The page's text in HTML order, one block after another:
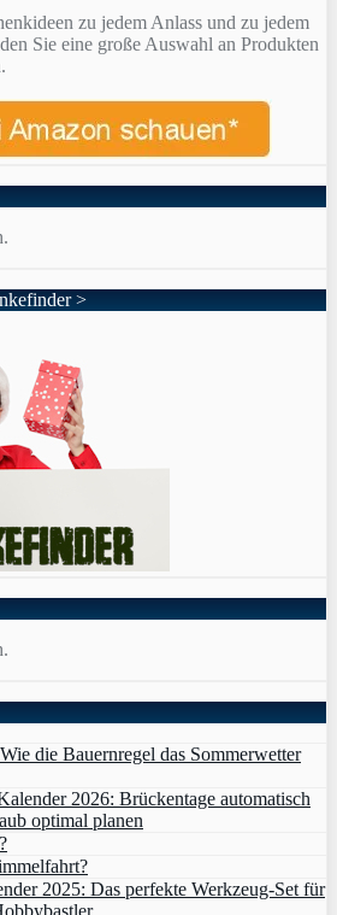
zu jedem Anlass und zu jedem
Sie eine große Auswahl an Produkten
>
die Bauernregel das Sommerwetter
2026: Brückentage automatisch
optimal planen
2025: Das perfekte Werkzeug-Set für